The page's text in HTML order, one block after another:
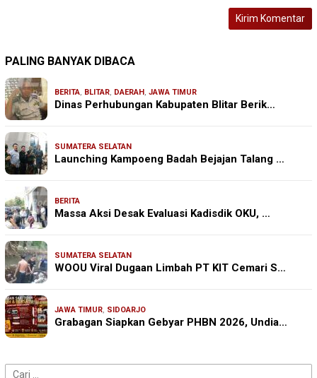
PALING BANYAK DIBACA
BERITA, BLITAR, DAERAH , JAWA TIMUR
Dinas Perhubungan Kabupaten Blitar Berik…
SUMATERA SELATAN
Launching Kampoeng Badah Bejajan Talang …
BERITA
Massa Aksi Desak Evaluasi Kadisdik OKU, …
SUMATERA SELATAN
WOOU Viral Dugaan Limbah PT KIT Cemari S…
JAWA TIMUR, SIDOARJO
Grabagan Siapkan Gebyar PHBN 2026, Undia…
Cari